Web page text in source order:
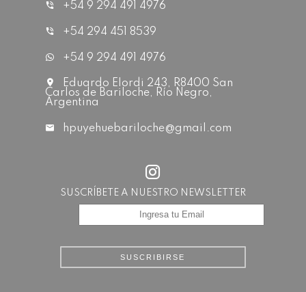
+54 9 294 491 4976
+54 294 451 8539
+54 9 294 491 4976
Eduardo Elordi 243, R8400 San
Carlos de Bariloche, Río Negro,
Argentina
hpuyehuebariloche@gmail.com
SUSCRÍBETE A NUESTRO NEWSLETTER
SUSCRIBIRSE